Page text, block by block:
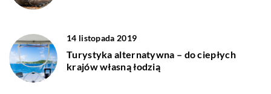
14 listopada 2019
Turystyka alternatywna – do ciepłych
krajów własną łodzią